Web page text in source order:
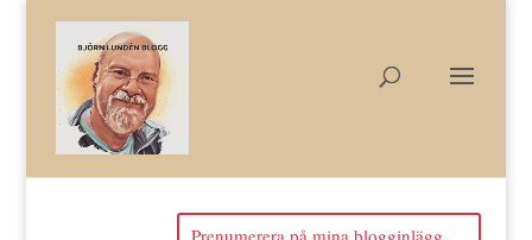
Prenumerera på mina blogginlägg